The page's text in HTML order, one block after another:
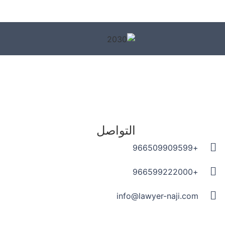
التواصل
+966509909599
+966599222000
info@lawyer-naji.com